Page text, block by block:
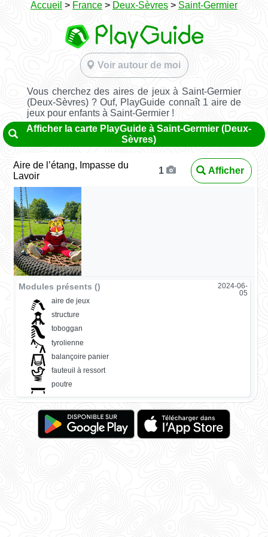
Accueil > France > Deux-Sèvres > Saint-Germier
Voir autour de moi
Vous cherchez des aires de jeux à Saint-Germier
(Deux-Sèvres) ? Ouf, PlayGuide connaît 1 aire de
jeux pour enfants à Saint-Germier !
Afficher la carte PlayGuide à Saint-Germier (Deux-
Sèvres)
Aire de l’étang, Impasse du
Lavoir
1 Afficher
Modules présents ()
2024-06-
05
aire de jeux
structure
toboggan
tyrolienne
balançoire panier
fauteuil à ressort
poutre